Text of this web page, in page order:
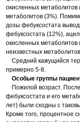
окисленных метаболитов
метаболитов (3%).
дозы фебуксостата
фебуксостата (12%),
окисленных метаболитов
неизвестных
Средний кажущийся
примерно 5-8.
Особые группы
Пожилой возраст.
фебуксостата и его
лет) были сходны с
Кроме того, процентное